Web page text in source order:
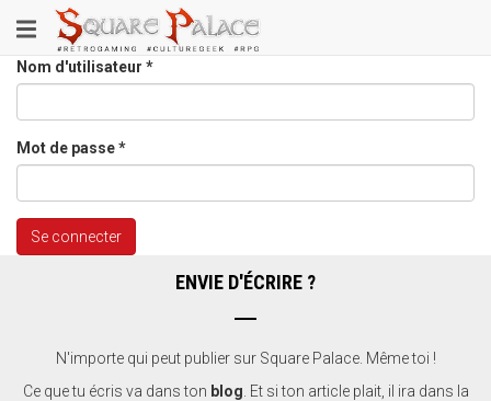
au
contenu
principal
Toggle
navigation
Nom d'utilisateur *
Mot de passe*
Se connecter
ENVIE D'ÉCRIRE ?
N'importe qui peut publier sur Square Palace. Même toi !
Ce que tu écris va dans ton blog . Et si ton article plait, il ira dans la